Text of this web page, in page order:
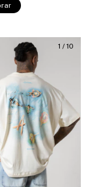
1 / 10